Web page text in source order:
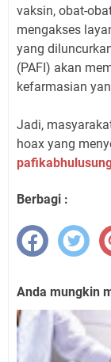
vaksin, obat-
mengakses
yang
(PAFI) akan
kefarmasian
Jadi,
hoax yang
Berbagi :
Anda mungkin